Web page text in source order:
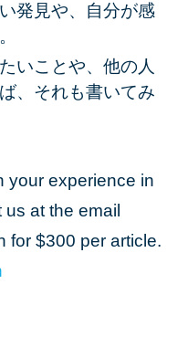
発見や、自分が感
いことや、他の人
、それも書いてみ
your experience in
at the email
for $300 per article.